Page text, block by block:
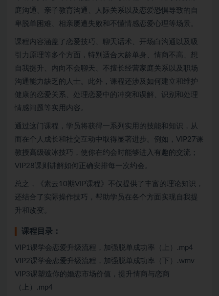
庭沟通、亲子教育沟通、人际关系以及恋爱恐惧导致的自
卑脱单困难、相亲屡遭失败和不懂情感恋爱心理等场景。
课程内容涵盖了恋爱技巧、聊天话术、开场白沟通以及吸
引力原理等多个方面，特别适合大龄单身、情商不高、想
自我提升、内向不会聊天、不擅长经营家庭关系以及职场
沟通能力缺乏的人士。此外，课程还涉及如何建立和维护
健康的恋爱关系、处理恋爱中的冲突和误解、识别和处理
情感问题等实用内容。
通过这门课程，学员将获得一系列实用的技能和知识，从
而在个人成长和社交互动中取得显著进步。例如，VIP27课
教授高级破冰技巧，使你在约会时能够进入有趣的交流；
VIP28课则讲解如何正确安排每一次约会。
总之，《素云10期VIP课程》不仅提供了丰富的理论知识，
还结合了实际操作技巧，帮助学员在各个方面实现自我提
升和改变。
课程目录：
VIP1课学会恋爱升级流程，加强脱单成功率（上）.mp4
VIP2课学会恋爱升级流程，加强脱单成功率（下）.wmv
VIP3课塑造你的婚恋市场价值，提升情商与恋商
（上）.mp4